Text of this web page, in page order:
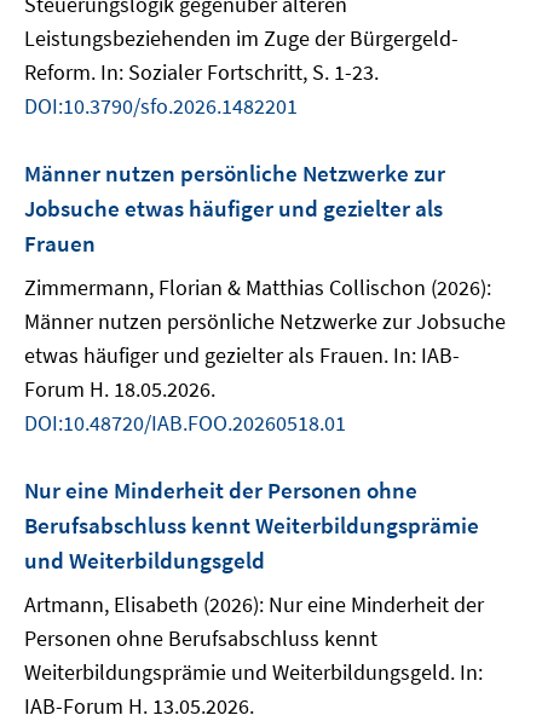
Leistungsbeziehenden im Zuge der Bürgergeld-
Reform. In: Sozialer Fortschritt, S. 1-23.
DOI:10.3790/sfo.2026.1482201
Männer nutzen persönliche Netzwerke zur
Jobsuche etwas häufiger und gezielter als
Frauen
Zimmermann, Florian & Matthias Collischon (2026):
Männer nutzen persönliche Netzwerke zur Jobsuche
etwas häufiger und gezielter als Frauen. In: IAB-
Forum H. 18.05.2026.
DOI:10.48720/IAB.FOO.20260518.01
Nur eine Minderheit der Personen ohne
Berufsabschluss kennt Weiterbildungsprämie
und Weiterbildungsgeld
Artmann, Elisabeth (2026): Nur eine Minderheit der
Personen ohne Berufsabschluss kennt
Weiterbildungsprämie und Weiterbildungsgeld. In:
IAB-Forum H. 13.05.2026.